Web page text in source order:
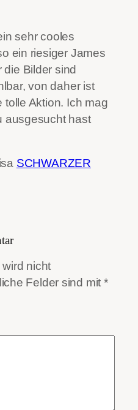
sehr cooles
ein riesiger James
die Bilder sind
von daher ist
tolle Aktion. Ich mag
ausgesucht hast
SCHWARZER
nicht
Felder sind mit *